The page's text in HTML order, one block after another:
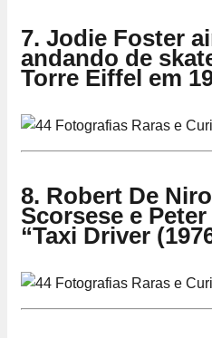
7. Jodie Foster
andando de
Torre Eiffel em
8. Robert De
Scorsese e
“Taxi Driver